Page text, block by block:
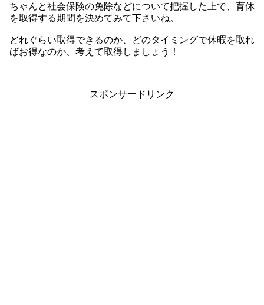
ちゃんと社会保険の免除などについて把握した上で、育休
を取得する期間を決めてみて下さいね。
どれぐらい取得できるのか、どのタイミングで休暇を取れ
ばお得なのか、考えて取得しましょう！
スポンサードリンク